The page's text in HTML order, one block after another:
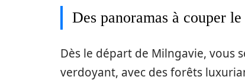
Des panoramas à couper
Dès le départ de Milngavie, vous
verdoyant, avec des forêts